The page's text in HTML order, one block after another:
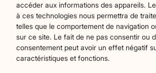
accéder aux informations des appareils.
à ces technologies nous permettra de
telles que le comportement de navigation
sur ce site. Le fait de ne pas consentir ou
consentement peut avoir un effet négatif
caractéristiques et fonctions.
Bien-Etre 2 chronique7 Collectivités
Commerces Divers Économie et
Éducation94 Évènements373 Histoire
La parole à nos lecteurs1 Nature et
sport27 Tourisme 19